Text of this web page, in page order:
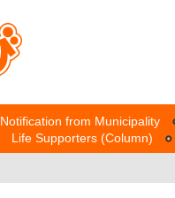
Notification from Municipality
Life Supporters (Column)